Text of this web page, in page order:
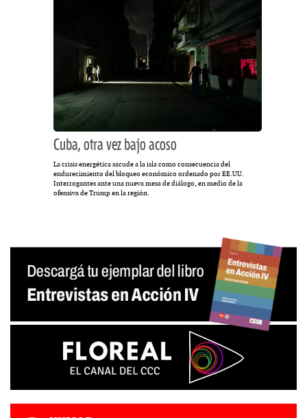
Cuba, otra vez bajo acoso
La crisis energética sacude a la isla como consecuencia del
endurecimiento del bloqueo económico ordenado por EE.UU.
Interrogantes ante una nueva mesa de diálogo, en medio de la
ofensiva de Trump en la región.